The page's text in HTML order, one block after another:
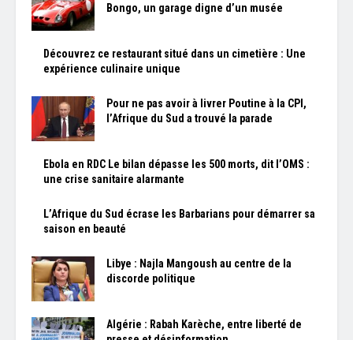
Bongo, un garage digne d’un musée
Découvrez ce restaurant situé dans un cimetière : Une
expérience culinaire unique
Pour ne pas avoir à livrer Poutine à la CPI,
l’Afrique du Sud a trouvé la parade
Ebola en RDC Le bilan dépasse les 500 morts, dit l’OMS :
une crise sanitaire alarmante
L’Afrique du Sud écrase les Barbarians pour démarrer sa
saison en beauté
Libye : Najla Mangoush au centre de la
discorde politique
Algérie : Rabah Karèche, entre liberté de